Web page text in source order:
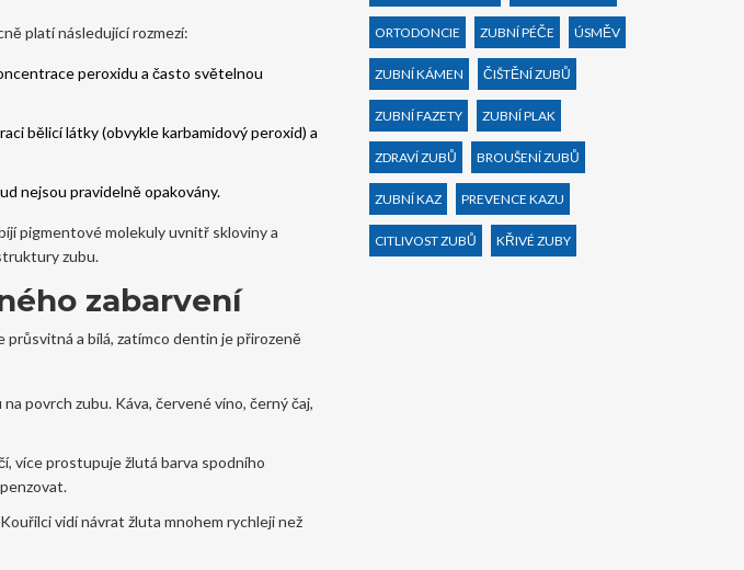
platí následující rozmezí:
peroxidu a často světelnou
bělicí látky (obvykle karbamidový peroxid) a
nejsou pravidelně opakovány.
pigmentové molekuly uvnitř skloviny a
zubu.
zabarvení
průsvitná a bílá, zatímco dentin je přirozeně
povrch zubu. Káva, červené víno, černý čaj,
více prostupuje žlutá barva spodního
vidí návrat žluta mnohem rychleji než
ORTODONCIE ZUBNÍ PÉČE ÚSMĚV
ZUBNÍ KÁMEN ČIŠTĚNÍ ZUBŮ
ZUBNÍ FAZETY ZUBNÍ PLAK
ZDRAVÍ ZUBŮ BROUŠENÍ ZUBŮ
ZUBNÍ KAZ PREVENCE KAZU
CITLIVOST ZUBŮ KŘIVÉ ZUBY